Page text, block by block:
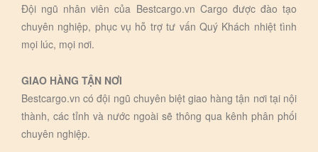
Đội ngũ nhân viên của Bestcargo.vn Cargo được đào tạo
chuyên nghiệp, phục vụ hỗ trợ tư vấn Quý Khách nhiệt tình
mọi lúc, mọi nơi.
GIAO HÀNG TẬN NƠI
Bestcargo.vn có đội ngũ chuyên biệt giao hàng tận nơi tại nội
thành, các tỉnh và nước ngoài sẽ thông qua kênh phân phối
chuyên nghiệp.